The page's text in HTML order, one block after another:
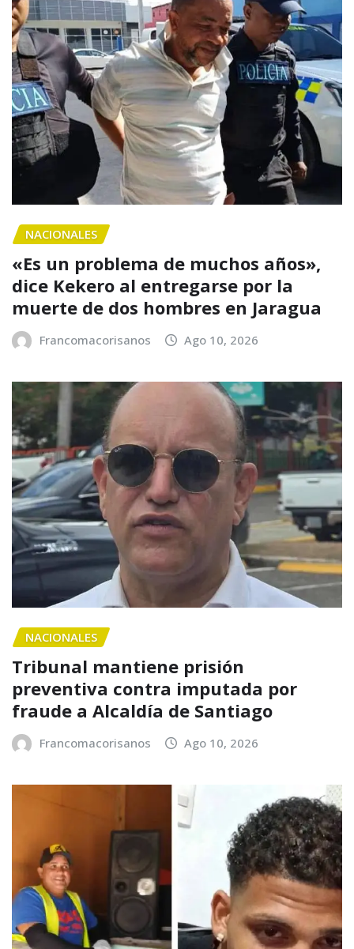
NACIONALES
«Es un problema de muchos años»,
dice Kekero al entregarse por la
muerte de dos hombres en Jaragua
Francomacorisanos Ago 10, 2026
NACIONALES
Tribunal mantiene prisión
preventiva contra imputada por
fraude a Alcaldía de Santiago
Francomacorisanos Ago 10, 2026